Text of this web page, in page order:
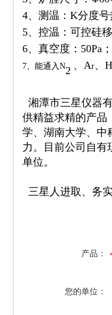
4、测温：K分度
5、控温：可控硅
6、真空度：50Pa；
7、能通入N2 、Ar、H
湘潭市三星仪器
供精益求精的产品
学、湖南大学、中
力。目前公司自有
单位。
三星人进取、务
产品：
您的单位：